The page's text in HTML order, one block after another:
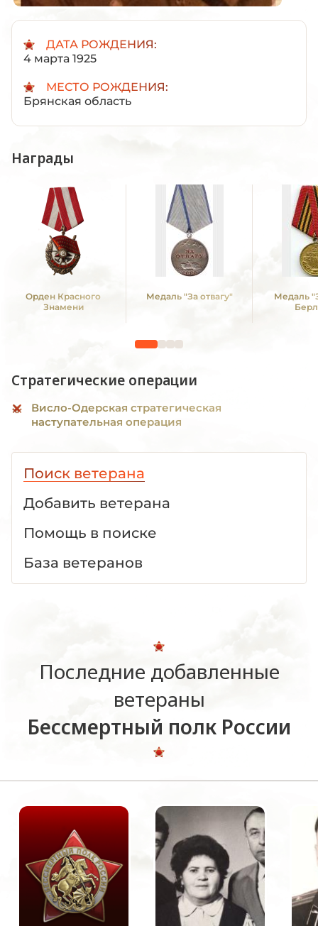
ДАТА РОЖДЕНИЯ:
4 марта 1925
МЕСТО РОЖДЕНИЯ:
Брянская область
Награды
Орден Красного
Знамени
Медаль "За отвагу"
Медаль
Стратегические операции
Висло-Одерская стратегическая
наступательная операция
Поиск ветерана
Добавить ветерана
Помощь в поиске
База ветеранов
Последние добавленные
ветераны
Бессмертный полк России